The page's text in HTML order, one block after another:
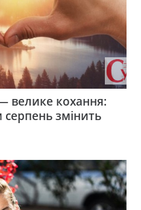
велике кохання:
змінить